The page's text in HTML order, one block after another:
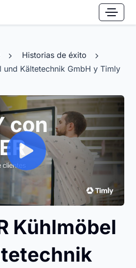
Historias de éxito
und Kältetechnik GmbH y Timly
Kühlmöbel